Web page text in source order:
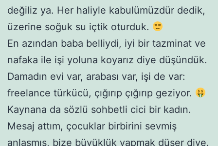
değiliz ya. Her haliyle kabulümüzdür dedik,
üzerine soğuk su içtik oturduk.
En azından baba belliydi, iyi bir tazminat ve
nafaka ile işi yoluna koyarız diye düşündük.
Damadın evi var, arabası var, işi de var:
freelance türkücü, çığırıp çığırıp geziyor.
Kaynana da sözlü sohbetli cici bir kadın.
Mesaj attım, çocuklar birbirini sevmiş
anlaşmış, bize büyüklük yapmak düşer diye.